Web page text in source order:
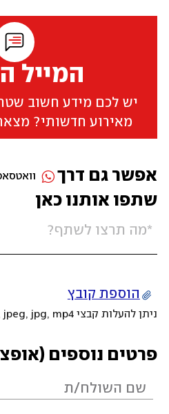
המייל
יש לכם מידע חשוב
מאירוע חדשותי?
שתפו אותנו כאן
הוספת קובץ
ניתן להעלות קבצי mov, png, jpeg, jpg, mp4 עד 200MB
פרטים נוספים
אפשר גם דרך